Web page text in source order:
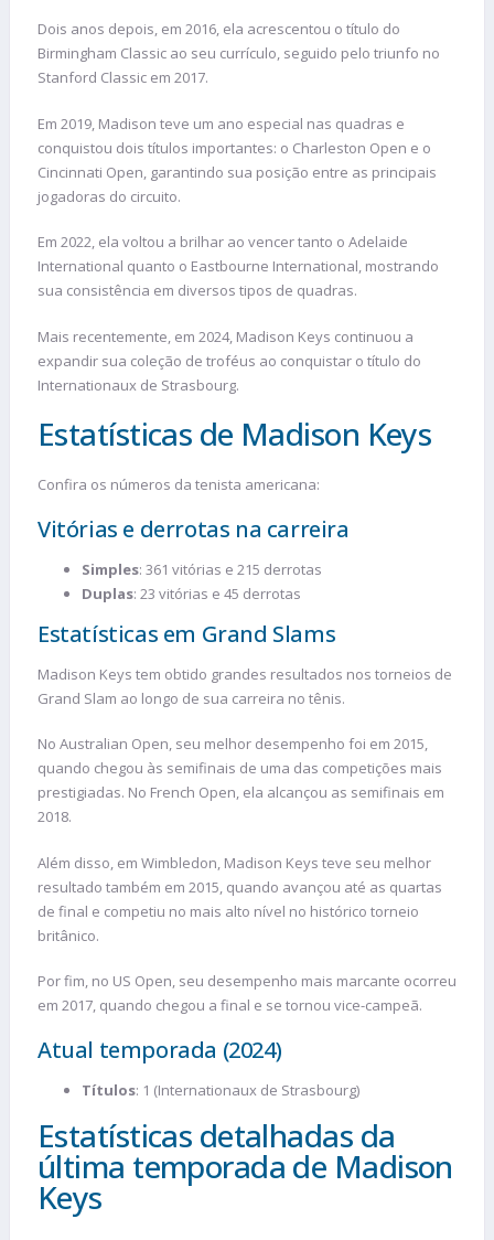
Dois anos depois, em 2016, ela acrescentou o título do
Birmingham Classic ao seu currículo, seguido pelo triunfo no
Stanford Classic em 2017.
Em 2019, Madison teve um ano especial nas quadras e
conquistou dois títulos importantes: o Charleston Open e o
Cincinnati Open, garantindo sua posição entre as principais
jogadoras do circuito.
Em 2022, ela voltou a brilhar ao vencer tanto o Adelaide
International quanto o Eastbourne International, mostrando
sua consistência em diversos tipos de quadras.
Mais recentemente, em 2024, Madison Keys continuou a
expandir sua coleção de troféus ao conquistar o título do
Internationaux de Strasbourg.
Estatísticas de Madison Keys
Confira os números da tenista americana:
Vitórias e derrotas na carreira
Simples: 361 vitórias e 215 derrotas
Duplas: 23 vitórias e 45 derrotas
Estatísticas em Grand Slams
Madison Keys tem obtido grandes resultados nos torneios de
Grand Slam ao longo de sua carreira no tênis.
No Australian Open, seu melhor desempenho foi em 2015,
quando chegou às semifinais de uma das competições mais
prestigiadas. No French Open, ela alcançou as semifinais em
2018.
Além disso, em Wimbledon, Madison Keys teve seu melhor
resultado também em 2015, quando avançou até as quartas
de final e competiu no mais alto nível no histórico torneio
britânico.
Por fim, no US Open, seu desempenho mais marcante ocorreu
em 2017, quando chegou a final e se tornou vice-campeã.
Atual temporada (2024)
Títulos: 1 (Internationaux de Strasbourg)
Estatísticas detalhadas da
última temporada de Madison
Keys